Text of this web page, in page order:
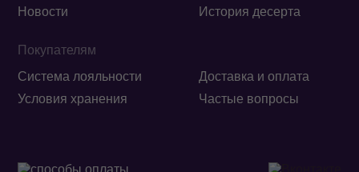
Новости
Покупателям
Система лояльности
Доставка и оплата
Условия хранения
Частые вопросы
История десерта